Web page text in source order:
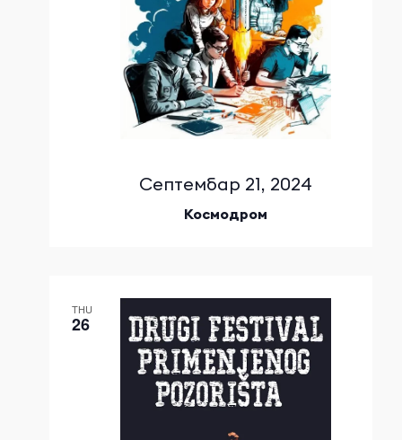
Космодром
Септембар 21, 2024
THU
26